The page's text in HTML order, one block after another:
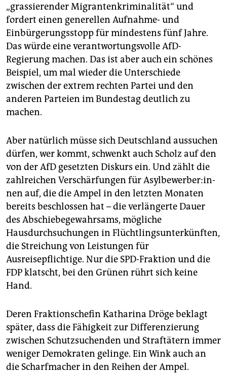
„grassierender Migrantenkriminalität“ und
fordert einen generellen Aufnahme- und
Einbürgerungsstopp für mindestens fünf Jahre.
Das würde eine verantwortungsvolle AfD-
Regierung machen. Das ist aber auch ein schönes
Beispiel, um mal wieder die Unterschiede
zwischen der extrem rechten Partei und den
anderen Parteien im Bundestag deutlich zu
machen.
Aber natürlich müsse sich Deutschland aussuchen
dürfen, wer kommt, schwenkt auch Scholz auf den
von der AfD gesetzten Diskurs ein. Und zählt die
zahlreichen Verschärfungen für Asyl­be­wer­be­r:in­
nen auf, die die Ampel in den letzten Monaten
bereits beschlossen hat – die verlängerte Dauer
des Abschiebegewahrsams, mögliche
Hausdurchsuchungen in Flüchtlingsunterkünften,
die Streichung von Leistungen für
Ausreisepflichtige. Nur die SPD-Fraktion und die
FDP klatscht, bei den Grünen rührt sich keine
Hand.
Deren Fraktionschefin Katharina Dröge beklagt
später, dass die Fähigkeit zur Differenzierung
zwischen Schutzsuchenden und Straftätern immer
weniger Demokraten gelinge. Ein Wink auch an
die Scharfmacher in den Reihen der Ampel.